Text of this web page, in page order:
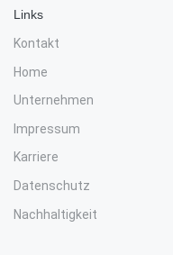
Links
Kontakt
Home
Unternehmen
Impressum
Karriere
Datenschutz
Nachhaltigkeit